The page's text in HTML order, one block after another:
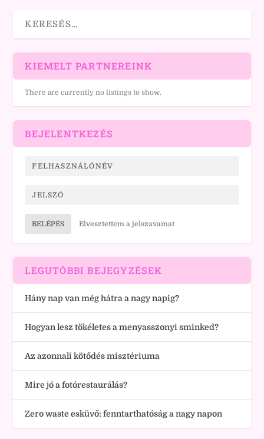
KIEMELT PARTNEREINK
There are currently no listings to show.
BEJELENTKEZÉS
BELÉPÉS Elvesztettem a jelszavamat
LEGUTÓBBI BEJEGYZÉSEK
Hány nap van még hátra a nagy napig?
Hogyan lesz tökéletes a menyasszonyi sminked?
Az azonnali kötődés misztériuma
Mire jó a fotórestaurálás?
Zero waste esküvő: fenntarthatóság a nagy napon